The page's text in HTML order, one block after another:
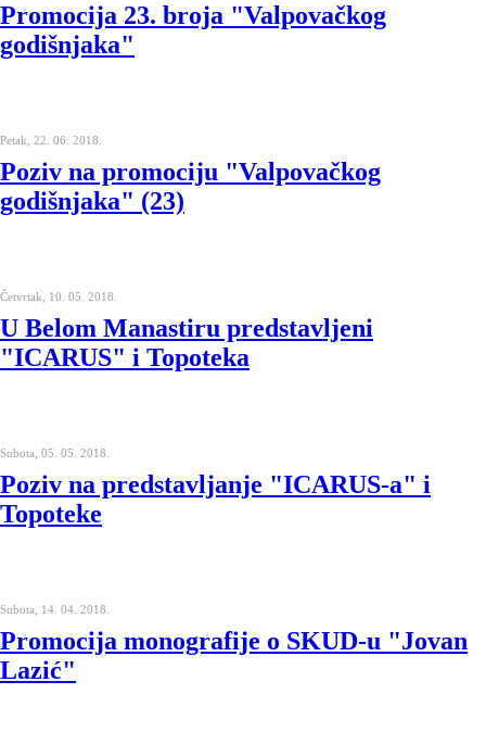
Promocija 23. broja "Valpovačkog
godišnjaka"
Petak, 22. 06. 2018.
Poziv na promociju "Valpovačkog
godišnjaka" (23)
Četvrtak, 10. 05. 2018.
U Belom Manastiru predstavljeni
"ICARUS" i Topoteka
Subota, 05. 05. 2018.
Poziv na predstavljanje "ICARUS-a" i
Topoteke
Subota, 14. 04. 2018.
Promocija monografije o SKUD-u "Jovan
Lazić"